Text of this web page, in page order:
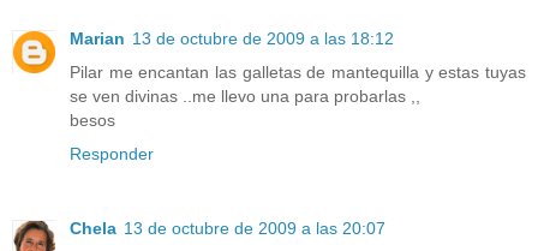
Marian 13 de octubre de 2009 a las 18:12
Pilar me encantan las galletas de mantequilla y estas tuyas
se ven divinas ..me llevo una para probarlas ,,
besos
Responder
Chela 13 de octubre de 2009 a las 20:07